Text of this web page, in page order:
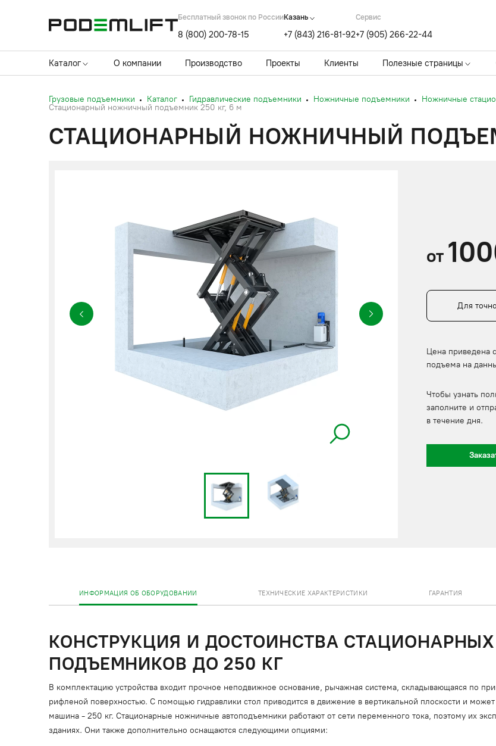
Бесплатный звонок по России
8 (800) 200-78-15
Казань
+7 (843) 216-81-92
Cервис
+7 (905) 266-22-44
Каталог О компании Производство Проекты Клиенты Полезные страницы
Грузовые подъемники Каталог Гидравлические подъемники Ножничные подъемники
Ножничные
Стационарный ножничный подъемник 250 кг, 6 м
СТАЦИОНАРНЫЙ НОЖНИЧНЫЙ
от
Для
Цена приведена
подъема на
Чтобы узнать
заполните и
в течение дня.
ИНФОРМАЦИЯ ОБ ОБОРУДОВАНИИ ТЕХНИЧЕСКИЕ ХАРАКТЕРИСТИКИ ГАРАНТИЯ
КОНСТРУКЦИЯ И ДОСТОИНСТВА
ПОДЪЕМНИКОВ ДО 250 КГ
В комплектацию устройства входит прочное неподвижное основание, рычажная система, складывающаяся по
рифленой поверхностью. С помощью гидравлики стол приводится в движение в вертикальной плоскости и
машина - 250 кг. Стационарные ножничные автоподъемники работают от сети переменного тока, поэтому их
зданиях. Они также дополнительно оснащаются следующими опциями: